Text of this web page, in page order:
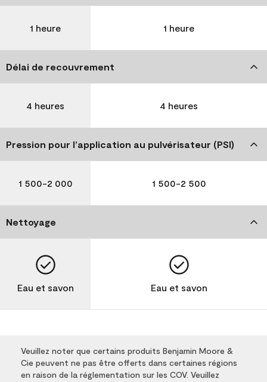
1 heure 1 heure
Délai de recouvrement
4 heures 4 heures
Pression pour l’application au pulvérisateur (PSI)
1 500-2 000 1 500-2 500
Nettoyage
Eau et savon Eau et savon
Veuillez noter que certains produits Benjamin Moore &
Cie peuvent ne pas être offerts dans certaines régions
en raison de la réglementation sur les COV. Veuillez